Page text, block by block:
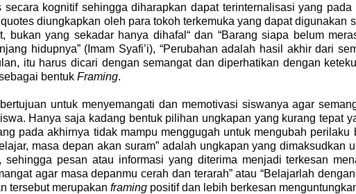
kognitif sehingga diharapkan dapat terinternalisasi yang
diungkapkan oleh para tokoh terkemuka yang dapat digunakan
bukan yang sekadar hanya dihafal“ dan “Barang siapa belum
hidupnya” (Imam Syafi’i), “Perubahan adalah hasil akhir dari
itu harus dicari dengan semangat dan diperhatikan dengan
bentuk Framing.
untuk menyemangati dan memotivasi siswanya agar
Hanya saja kadang bentuk pilihan ungkapan yang kurang tepat
pada akhirnya tidak mampu menggugah untuk mengubah perilaku
masa depan akan suram” adalah ungkapan yang dimaksudkan
pesan atau informasi yang diterima menjadi terkesan
agar masa depanmu cerah dan terarah” atau “Belajarlah
tersebut merupakan framing positif dan lebih berkesan